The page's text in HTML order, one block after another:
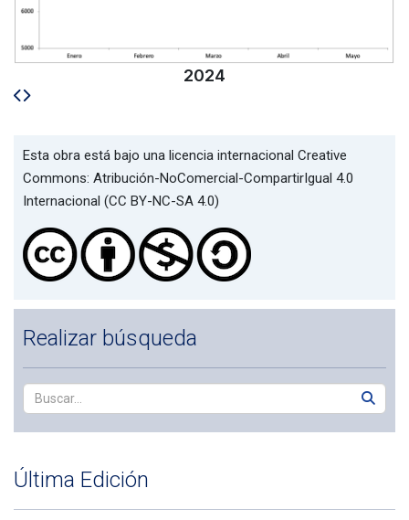
2024
Esta obra está bajo una licencia internacional Creative
Commons: Atribución-NoComercial-CompartirIgual 4.0
Internacional (CC BY-NC-SA 4.0)
Realizar búsqueda
Última Edición